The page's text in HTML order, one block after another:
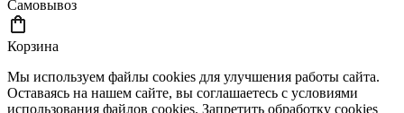
Самовывоз
Корзина
Мы используем файлы cookies для улучшения работы сайта.
Оставаясь на нашем сайте, вы соглашаетесь с условиями
использования файлов cookies. Запретить обработку cookies